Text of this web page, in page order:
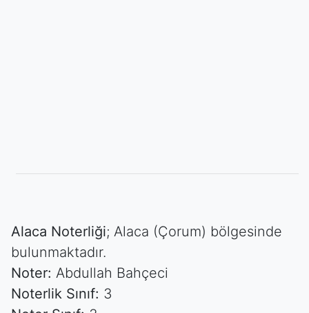
Alaca Noterliği; Alaca (Çorum) bölgesinde
bulunmaktadır.
Noter: Abdullah Bahçeci
Noterlik Sınıf: 3